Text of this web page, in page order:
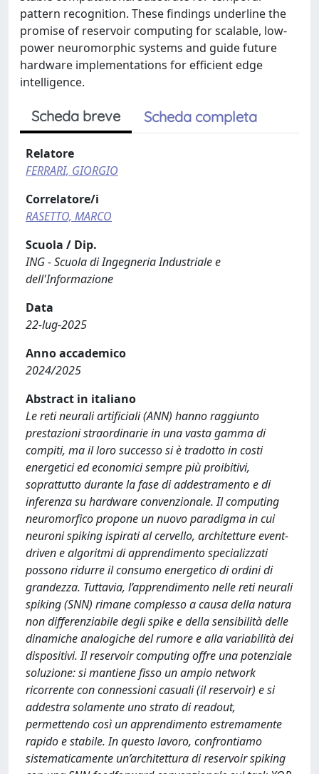
pattern recognition. These findings underline the
promise of reservoir computing for scalable, low‐
power neuromorphic systems and guide future
hardware implementations for efficient edge
intelligence.
Scheda breve Scheda completa
Relatore
FERRARI, GIORGIO
Correlatore/i
RASETTO, MARCO
Scuola / Dip.
ING - Scuola di Ingegneria Industriale e
dell'Informazione
Data
22-lug-2025
Anno accademico
2024/2025
Abstract in italiano
Le reti neurali artificiali (ANN) hanno raggiunto
prestazioni straordinarie in una vasta gamma di
compiti, ma il loro successo si è tradotto in costi
energetici ed economici sempre più proibitivi,
soprattutto durante la fase di addestramento e di
inferenza su hardware convenzionale. Il computing
neuromorfico propone un nuovo paradigma in cui
neuroni spiking ispirati al cervello, architetture event-
driven e algoritmi di apprendimento specializzati
possono ridurre il consumo energetico di ordini di
grandezza. Tuttavia, l’apprendimento nelle reti neurali
spiking (SNN) rimane complesso a causa della natura
non differenziabile degli spike e della sensibilità delle
dinamiche analogiche del rumore e alla variabilità dei
dispositivi. Il reservoir computing offre una potenziale
soluzione: si mantiene fisso un ampio network
ricorrente con connessioni casuali (il reservoir) e si
addestra solamente uno strato di readout,
permettendo così un apprendimento estremamente
rapido e stabile. In questo lavoro, confrontiamo
sistematicamente un’architettura di reservoir spiking